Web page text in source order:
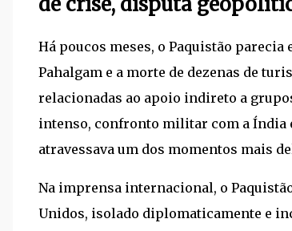
Há poucos meses, o Paquistão
Pahalgam e a morte de dezenas de
relacionadas ao apoio indireto a
intenso, confronto militar com a Índia
atravessava um dos momentos mais
Na imprensa internacional, o
Unidos, isolado diplomaticamente e